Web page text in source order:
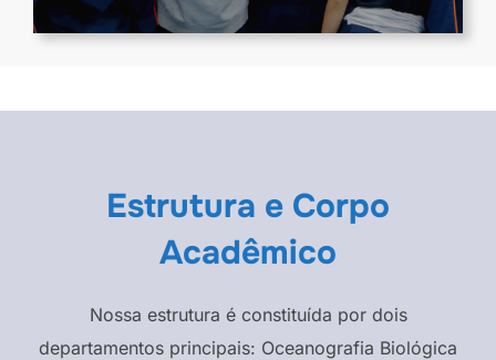
Estrutura e Corpo
Acadêmico
Nossa estrutura é constituída por dois
departamentos principais: Oceanografia Biológica